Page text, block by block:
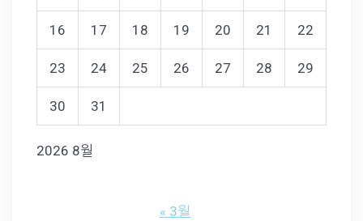
2026 8월
16 17 18 19 20 21 22
23 24 25 26 27 28 29
30 31
« 3월